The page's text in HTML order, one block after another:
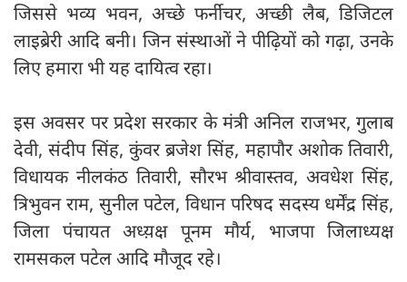
जिससे भव्य भवन, अच्छे फर्नीचर, अच्छी लैब, डिजिटल
लाइब्रेरी आदि बनी। जिन संस्थाओं ने पीढ़ियों को गढ़ा, उनके
लिए हमारा भी यह दायित्व रहा।
इस अवसर पर प्रदेश सरकार के मंत्री अनिल राजभर, गुलाब
देवी, संदीप सिंह, कुंवर ब्रजेश सिंह, महापौर अशोक तिवारी,
विधायक नीलकंठ तिवारी, सौरभ श्रीवास्तव, अवधेश सिंह,
त्रिभुवन राम, सुनील पटेल, विधान परिषद सदस्य धर्मेंद्र सिंह,
जिला पंचायत अध्य़क्ष पूनम मौर्य, भाजपा जिलाध्यक्ष
रामसकल पटेल आदि मौजूद रहे।